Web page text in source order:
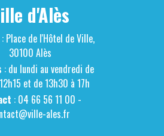
d'Alès
Place de l'Hôtel de Ville,
30100 Alès
: du lundi au vendredi de
et de 13h30 à 17h
: 04 66 56 11 00 -
ales.fr